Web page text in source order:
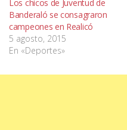
Los chicos de Juventud de
Banderaló se consagraron
campeones en Realicó
5 agosto, 2015
En «Deportes»